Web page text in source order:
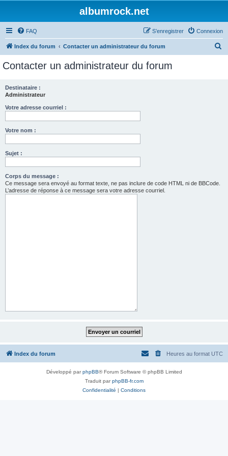
albumrock.net
FAQ Connexion
S’enregistrer
Index du forum Contacter un administrateur du forum
Contacter un administrateur du forum
Destinataire :
Administrateur
Votre adresse courriel :
Votre nom :
Sujet :
Corps du message :
Ce message sera envoyé au format texte, ne pas inclure de code HTML ni de BBCode.
L’adresse de réponse à ce message sera votre adresse courriel.
Index du forum Heures au format UTC
Développé parphpBB® Forum Software © phpBB Limited
Traduit parphpBB-fr.com
Confidentialité | Conditions